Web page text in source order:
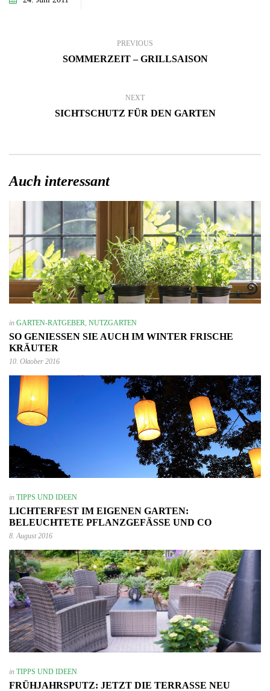
PREVIOUS
SOMMERZEIT – GRILLSAISON
NEXT
SICHTSCHUTZ FÜR DEN GARTEN
Auch interessant
in GARTEN-RATGEBER, NUTZGARTEN
SO GENIESSEN SIE AUCH IM WINTER FRISCHE K
RÄUTER
10. Oktober 2016
in TIPPS UND IDEEN
LICHTERFEST IM EIGENEN GARTEN:
BELEUCHTETE PFLANZGEFÄSSE UND CO
8. August 2016
in TIPPS UND IDEEN
FRÜHJAHRSPUTZ: JETZT DIE TERRASSE NEU